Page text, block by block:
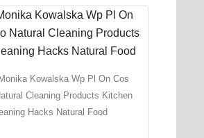
Kowalska Wp Pl On Cos
Cleaning Products Kitchen
Hacks Natural Food